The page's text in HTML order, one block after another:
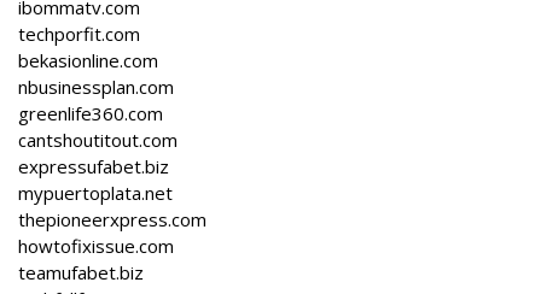
ibommatv.com
techporfit.com
bekasionline.com
nbusinessplan.com
greenlife360.com
cantshoutitout.com
expressufabet.biz
mypuertoplata.net
thepioneerxpress.com
howtofixissue.com
teamufabet.biz